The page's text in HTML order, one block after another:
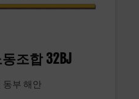
조합 32BJ
동부 해안